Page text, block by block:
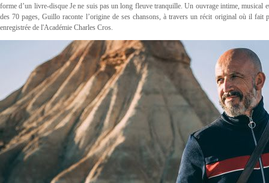
forme d’un livre-disque Je ne suis pas un long fleuve tranquille. Un ouvrage intime, musical
des 70 pages, Guillo raconte l’origine de ses chansons, à travers un récit original où il
enregistrée de l'Académie Charles Cros.